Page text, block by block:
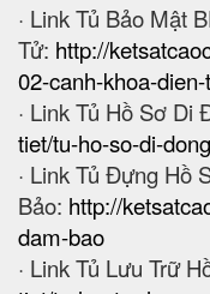
· Link Tủ Bảo Mật
Tử: http://
02-canh-khoa-dien-
· Link Tủ Hồ Sơ Di
tiet/tu-ho-so-di-dong
· Link Tủ Đựng Hồ
Bảo: http://
dam-bao
· Link Tủ Lưu Trữ